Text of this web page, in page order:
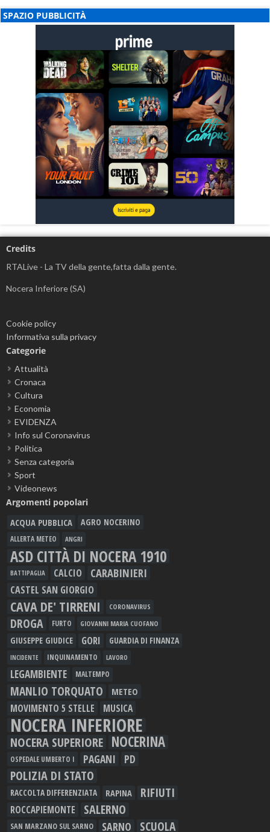
SPAZIO PUBBLICITÀ
Credits
RTALive - La TV della gente,fatta dalla gente.
Nocera Inferiore (SA)
Cookie policy
Informativa sulla privacy
Categorie
Attualità
Cronaca
Cultura
Economia
EVIDENZA
Info sul Coronavirus
Politica
Senza categoria
Sport
Videonews
Argomenti popolari
ACQUA PUBBLICA AGRO NOCERINO
ALLERTA METEO ANGRI
ASD CITTÀ DI NOCERA 1910
BATTIPAGLIA CALCIO CARABINIERI
CASTEL SAN GIORGIO
CAVA DE' TIRRENI CORONAVIRUS
DROGA FURTO GIOVANNI MARIA CUOFANO
GIUSEPPE GIUDICE GORI GUARDIA DI FINANZA
INCIDENTE INQUINAMENTO LAVORO
LEGAMBIENTE MALTEMPO
MANLIO TORQUATO METEO
MOVIMENTO 5 STELLE MUSICA
NOCERA INFERIORE
NOCERA SUPERIORE NOCERINA
OSPEDALE UMBERTO I PAGANI PD
POLIZIA DI STATO
RACCOLTA DIFFERENZIATA RAPINA RIFIUTI
ROCCAPIEMONTE SALERNO
SAN MARZANO SUL SARNO SARNO SCUOLA